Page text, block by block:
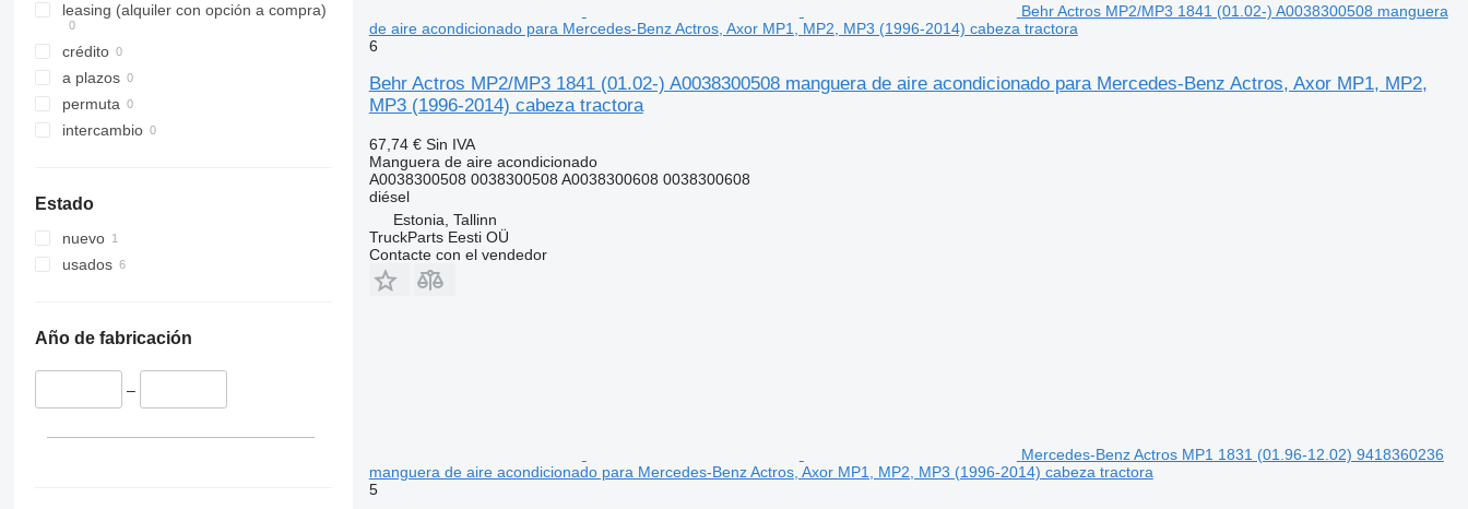
leasing (alquiler con opción a compra)
crédito
a plazos
permuta
intercambio
Estado
nuevo
usados
Año de fabricación
–
Behr Actros MP2/MP3 1841 (01.02-) A0038300508 manguera
de aire acondicionado para Mercedes-Benz Actros, Axor MP1, MP2, MP3 (1996-2014) cabeza tractora
6
Behr Actros MP2/MP3 1841 (01.02-) A0038300508 manguera de aire acondicionado para Mercedes-Benz Actros, Axor MP1, MP2,
MP3 (1996-2014) cabeza tractora
67,74 € Sin IVA
Manguera de aire acondicionado
A0038300508 0038300508 A0038300608 0038300608
diésel
Estonia, Tallinn
TruckParts Eesti OÜ
Contacte con el vendedor
Mercedes-Benz Actros MP1 1831 (01.96-12.02) 9418360236
manguera de aire acondicionado para Mercedes-Benz Actros, Axor MP1, MP2, MP3 (1996-2014) cabeza tractora
5